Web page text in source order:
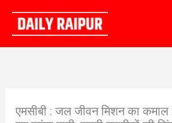
content
एमसीबी : जल जीवन मिशन का कमाल